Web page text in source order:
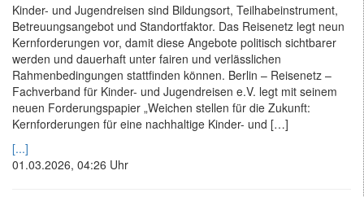
Kinder- und Jugendreisen sind Bildungsort, Teilhabeinstrument,
Betreuungsangebot und Standortfaktor. Das Reisenetz legt neun
Kernforderungen vor, damit diese Angebote politisch sichtbarer
werden und dauerhaft unter fairen und verlässlichen
Rahmenbedingungen stattfinden können. Berlin – Reisenetz –
Fachverband für Kinder- und Jugendreisen e.V. legt mit seinem
neuen Forderungspapier „Weichen stellen für die Zukunft:
Kernforderungen für eine nachhaltige Kinder- und […]
[...]
01.03.2026, 04:26 Uhr